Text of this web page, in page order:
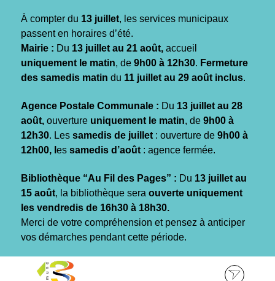
À compter du 13 juillet, les services municipaux
passent en horaires d’été.
Mairie : Du 13 juillet au 21 août, accueil
uniquement le matin, de 9h00 à 12h30. Fermeture
des samedis matin du 11 juillet au 29 août inclus.
Agence Postale Communale : Du 13 juillet au 28
août, ouverture uniquement le matin, de 9h00 à
12h30. Les samedis de juillet : ouverture de 9h00 à
12h00, l es samedis d’août : agence fermée.
Bibliothèque “Au Fil des Pages” : Du 13 juillet au
15 août, la bibliothèque sera ouverte uniquement
les vendredis de 16h30 à 18h30.
Merci de votre compréhension et pensez à anticiper
vos démarches pendant cette période.